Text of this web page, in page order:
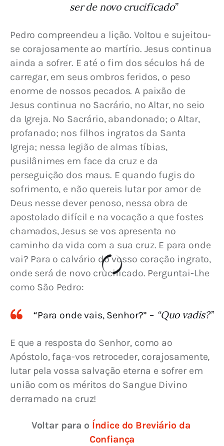
ser de novo crucificado”
Pedro compreendeu a lição. Voltou e sujeitou-
se corajosamente ao martírio. Jesus continua
ainda a sofrer. E até o fim dos séculos há de
carregar, em seus ombros feridos, o peso
enorme de nossos pecados. A paixão de
Jesus continua no Sacrário, no Altar, no seio
da Igreja. No Sacrário, abandonado; o Altar,
profanado; nos filhos ingratos da Santa
Igreja; nessa legião de almas tíbias,
pusilânimes em face da cruz e da
perseguição dos maus. E quando fugis do
sofrimento, e não quereis lutar por amor de
Deus nesse dever penoso, nessa obra de
apostolado difícil e na vocação a que fostes
chamados, Jesus se vos apresenta no
caminho da vida com a sua cruz. E para onde
vai? Para o calvário do vosso coração ingrato,
onde será de novo crucificado. Perguntai-Lhe
como São Pedro:
“Para onde vais, Senhor?” – “Quo vadis?”
E que a resposta do Senhor, como ao
Apóstolo, faça-vos retroceder, corajosamente,
lutar pela vossa salvação eterna e sofrer em
união com os méritos do Sangue Divino
derramado na cruz!
Voltar para o Índice do Breviário da
Confiança